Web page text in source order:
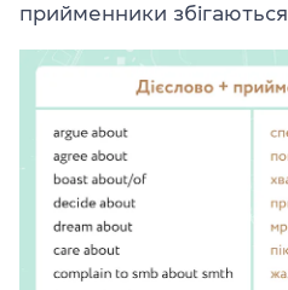
прийменники збігаються.